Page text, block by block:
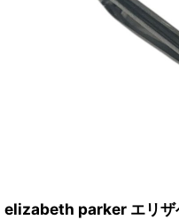
elizabeth parker エリザ